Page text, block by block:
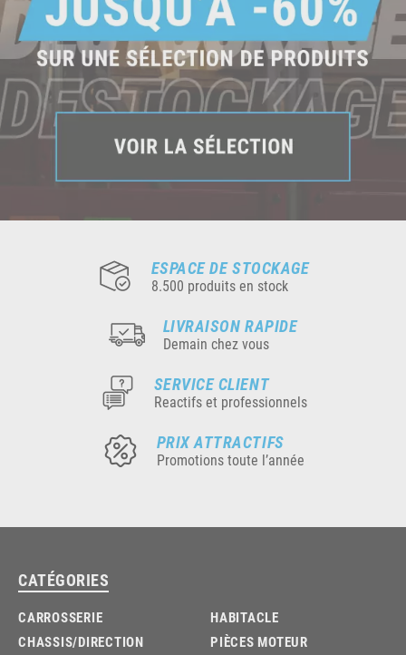
ESPACE DE STOCKAGE
8.500 produits en stock
LIVRAISON RAPIDE
Demain chez vous
SERVICE CLIENT
Reactifs et professionnels
PRIX ATTRACTIFS
Promotions toute l’année
CATÉGORIES
CARROSSERIE
CHASSIS/DIRECTION
HABITACLE
PIÈCES MOTEUR